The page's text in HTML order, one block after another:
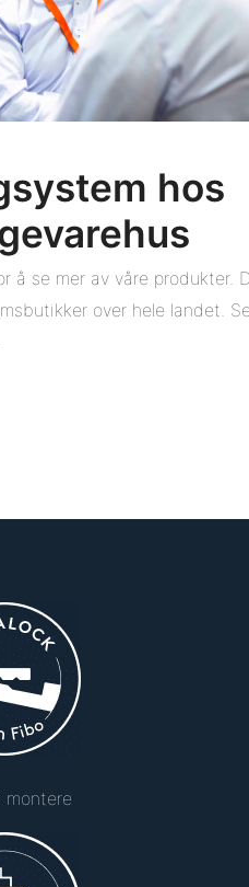
hos
å se mer av våre produkter.
over hele landet.
montere